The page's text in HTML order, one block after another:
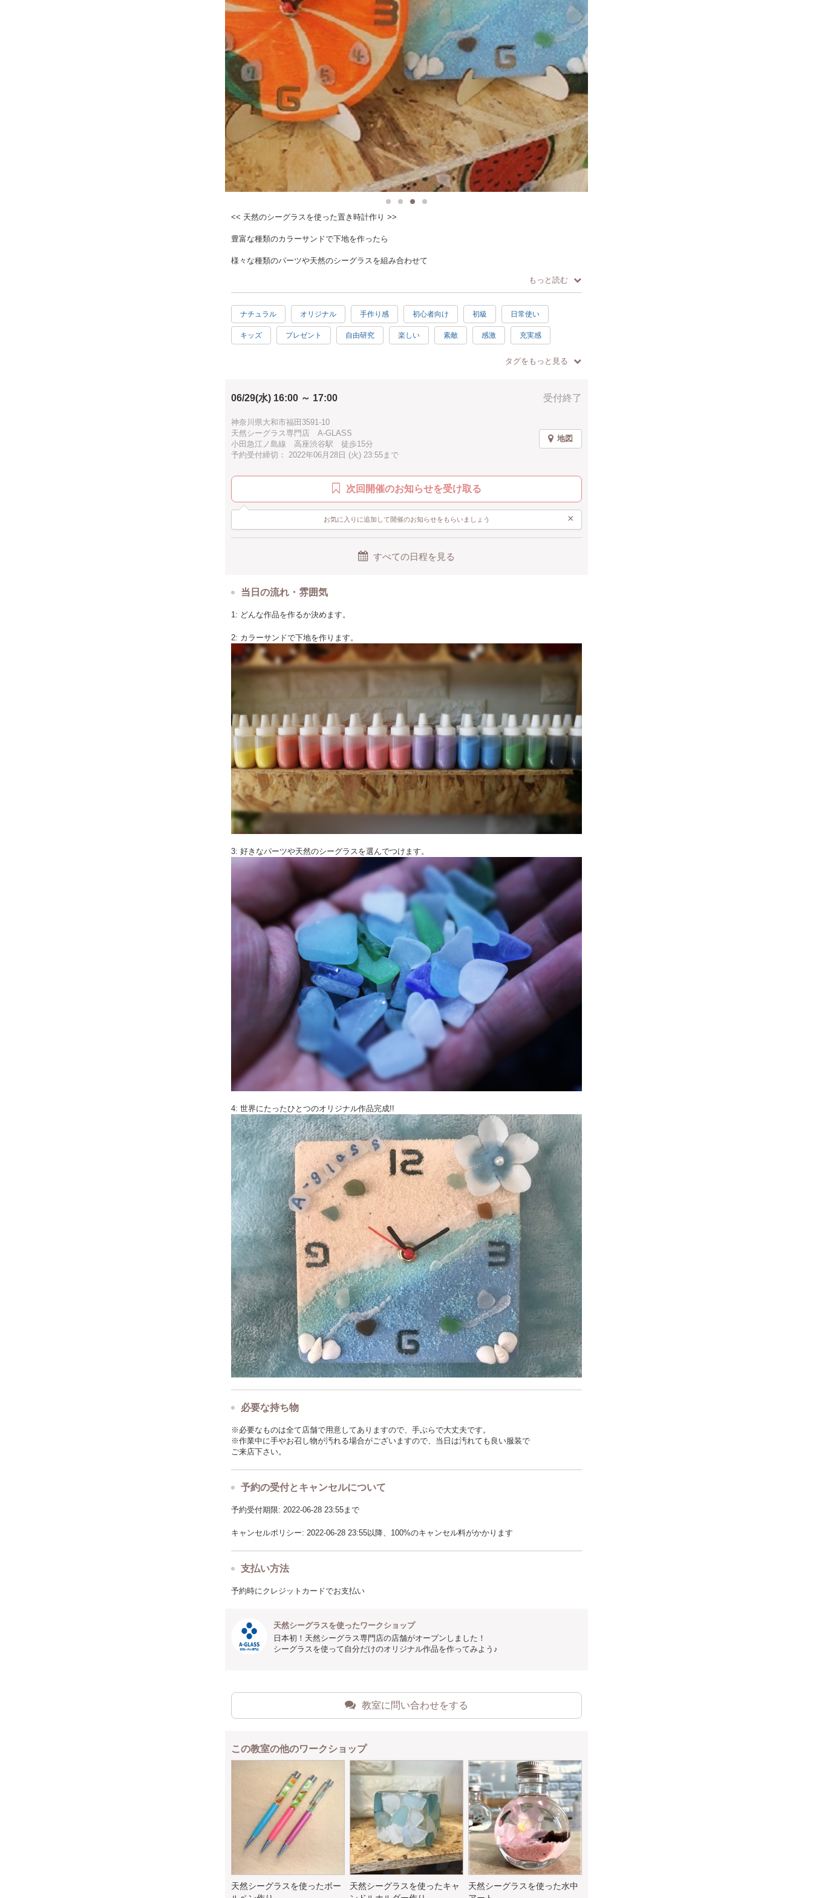
<< 天然のシーグラスを使った置き時計作り >>
豊富な種類のカラーサンドで下地を作ったら
様々な種類のパーツや天然のシーグラスを組み合わせて
完成までスタッフがしっかりとフォロー致しますので
初心者の方や、親子でのご参加も可能です。
※製品により若干の誤差がある場合がございますので
お部屋にあるととても便利な時計。
普段使うものだからこそ自分好みデザインや
自分の愛着のあるものだとより良いですよね。
日々の暮らしのアクセントに
ちょっとした遊び心を入れてみてはいかがでしょうか。
☆天然のシーグラスとは？
『海に落ちたガラスが海を漂ううちに研磨され海岸に流れ着いたもの』
をシーグラスといい別名「人魚の涙」や「浜辺の宝石」とも呼ばれて
天然と人工のものがあり、人工のシーグラスは色や形や研磨の具合を同じものを
作る事が出来ますが、天然の物は自然の力のみで磨き上げられている為
ひとつひとつが唯一無二の自然の芸術作品となっております。
Ａ－ＧＬＡＳＳで取り扱っているシーグラスは全て天然。
そんなシーグラスとの出会いも一緒にお楽しみ下さい。
もっと読む
ナチュラル オリジナル 手作り感 初心者向け 初級 日常使い
キッズ プレゼント 自由研究 楽しい 素敵 感激 充実感
夏休み
ピンク グリーン 水色
ブラック 手ぶらOK
タグをもっと見る
受付終了
06/29(水) 16:00 ～ 17:00
神奈川県大和市福田3591-10
天然シーグラス専門店 A-GLASS
小田急江ノ島線 高座渋谷駅 徒歩15分
予約受付締切： 2022年06月28日 (火) 23:55まで
地図
次回開催のお知らせを受け取る
お気に入りに追加して開催のお知らせをもらいましょう ×
すべての日程を見る
当日の流れ・雰囲気
1: どんな作品を作るか決めます。
2: カラーサンドで下地を作ります。
3: 好きなパーツや天然のシーグラスを選んでつけます。
4: 世界にたったひとつのオリジナル作品完成!!
必要な持ち物
※必要なものは全て店舗で用意してありますので、手ぶらで大丈夫です。
※作業中に手やお召し物が汚れる場合がございますので、当日は汚れても良い服装で
ご来店下さい。
予約の受付とキャンセルについて
予約受付期限: 2022-06-28 23:55まで
キャンセルポリシー: 2022-06-28 23:55以降、100%のキャンセル料がかかります
支払い方法
予約時にクレジットカードでお支払い
天然シーグラスを使ったワークショップ
日本初！天然シーグラス専門店の店舗がオープンしました！
シーグラスを使って自分だけのオリジナル作品を作ってみよう♪
教室に問い合わせをする
この教室の他のワークショップ
天然シーグラスを使ったボー
天然シーグラスを使ったキャ
天然シーグラスを使った水中